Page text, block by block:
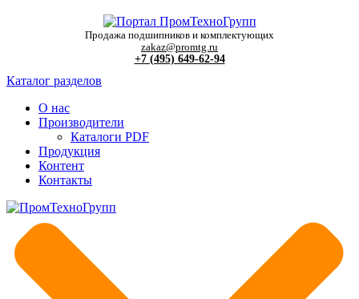
Продажа подшипников и комплектующих
zakaz@promtg.ru
+7 (495) 649-62-94
Каталог разделов
О нас
Производители
Каталоги PDF
Продукция
Контент
Контакты